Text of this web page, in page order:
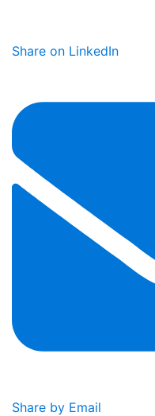
Share on LinkedIn
Share by Email